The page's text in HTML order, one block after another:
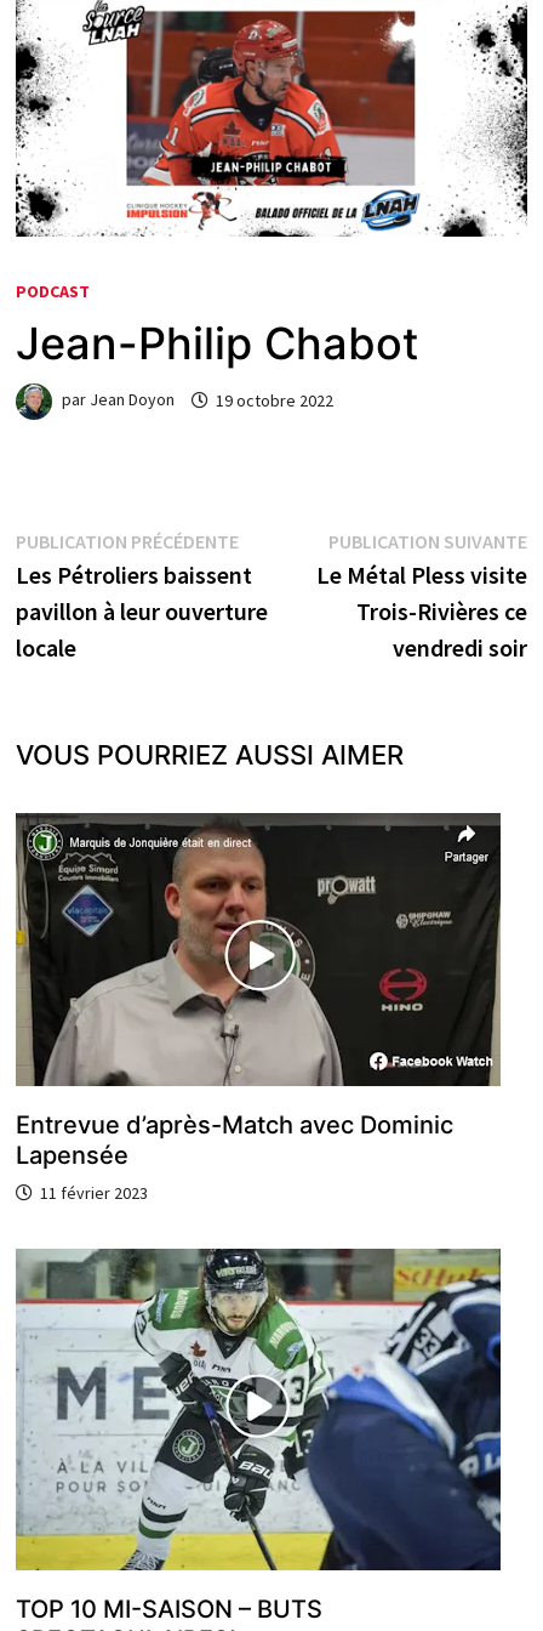
PODCAST
Jean-Philip Chabot
par Jean Doyon 19 octobre 2022
Navigation
de
l’article
PUBLICATION PRÉCÉDENTEPublication
précédente :
Les Pétroliers baissent
pavillon à leur ouverture
locale
PUBLICATION SUIVANTE
Le Métal Pless visite
Trois-Rivières ce
vendredi soir
VOUS POURRIEZ AUSSI AIMER
Entrevue d’après-Match avec Dominic
Lapensée
11 février 2023
TOP 10 MI-SAISON – BUTS